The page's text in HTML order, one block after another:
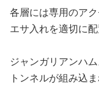
各層には専用のア
エサ入れを適切に配
ジャンガリアンハ
トンネルが組み込